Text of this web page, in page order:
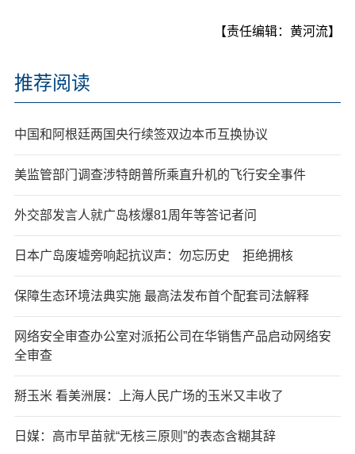
【责任编辑：黄河流】
推荐阅读
中国和阿根廷两国央行续签双边本币互换协议
美监管部门调查涉特朗普所乘直升机的飞行安全事件
外交部发言人就广岛核爆81周年等答记者问
日本广岛废墟旁响起抗议声：勿忘历史 拒绝拥核
保障生态环境法典实施 最高法发布首个配套司法解释
网络安全审查办公室对派拓公司在华销售产品启动网络安
全审查
掰玉米 看美洲展：上海人民广场的玉米又丰收了
日媒：高市早苗就“无核三原则”的表态含糊其辞